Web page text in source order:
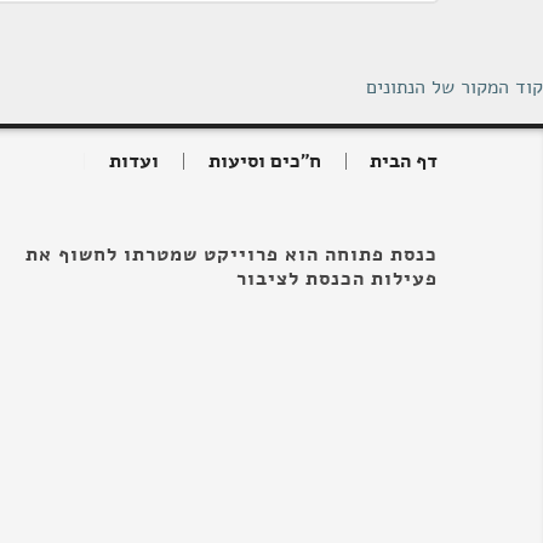
קוד המקור של הנתונים
דף הבית ח"כים וסיעות ועדות
כנסת פתוחה הוא פרוייקט שמטרתו לחשוף את
פעילות הכנסת לציבור